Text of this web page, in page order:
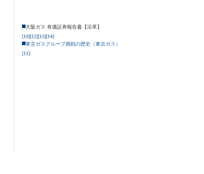
大阪ガス 有価証券報告書【沿革】
[10][12][13][14]
東京ガスグループ挑戦の歴史（東京ガス）
[11]